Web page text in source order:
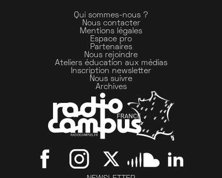
Qui sommes-nous ?
Nous contacter
Mentions légales
Espace pro
Partenaires
Nous rejoindre
Ateliers éducation aux médias
Inscription newsletter
Nous suivre
Archives